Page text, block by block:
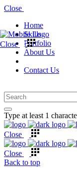
Close
Home
Skills
Portfolio
About Us
Contact Us
Type at least 1
Close
Close
Close
Back to top